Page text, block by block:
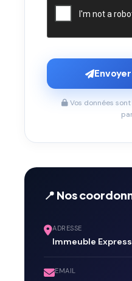
Vos données
📍 Nos
ADRESSE
Immeuble
EMAIL